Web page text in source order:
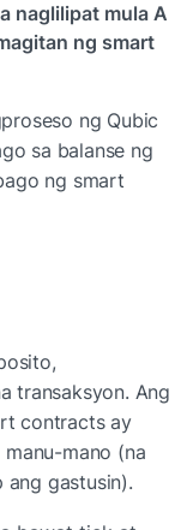
naglilipat mula A
ng smart
ng Qubic
sa balanse ng
ng smart
transaksyon. Ang
contracts ay
mano (na
ang gastusin).